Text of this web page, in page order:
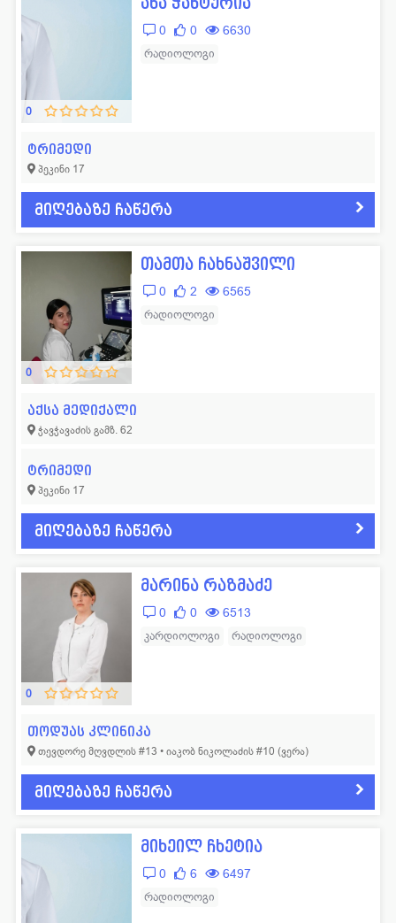
0
0 0 6630
რადიოლოგი
ტრიმედი
პეკინი 17
მიღებაზე ჩაწერა
0
თამთა ჩახნაშვილი
0 2 6565
რადიოლოგი
აქსა მედიქალი
ჭავჭავაძის გამზ. 62
ტრიმედი
პეკინი 17
მიღებაზე ჩაწერა
0
მარინა რაზმაძე
0 0 6513
კარდიოლოგი რადიოლოგი
თოდუას კლინიკა
თევდორე მღვდლის #13 • იაკობ ნიკოლაძის #10 (ვერა)
მიღებაზე ჩაწერა
მიხეილ ჩხეტია
0 6 6497
რადიოლოგი